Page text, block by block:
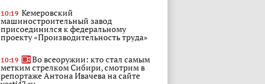
10:19 Кемеровский
машиностроительный завод
присоединился к федеральному
проекту «Производительность труда»
10:19 Во всеоружии: кто стал самым
метким стрелком Сибири, смотрим в
репортаже Антона Ивачева на сайте